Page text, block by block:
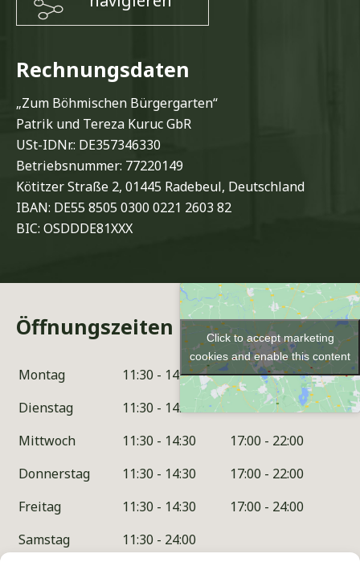
Rechnungsdaten
„Zum Böhmischen Bürgergarten“
Patrik und Tereza Kuruc GbR
USt-IDNr.: DE357346330
Betriebsnummer: 77220149
Kötitzer Straße 2, 01445 Radebeul, Deutschland
IBAN: DE55 8505 0300 0221 2603 82
BIC: OSDDDE81XXX
Öffnungszeiten
Montag 11:30 - 14:30
17:00 - 22:00
Dienstag
11:30 - 14:30
17:00 - 22:00
Mittwoch
11:30 - 14:30
17:00 - 22:00
Donnerstag
11:30 - 14:30
17:00 - 22:00
Freitag
11:30 - 14:30
17:00 - 24:00
Samstag
11:30 - 24:00
Click to accept marketing
cookies and enable this content